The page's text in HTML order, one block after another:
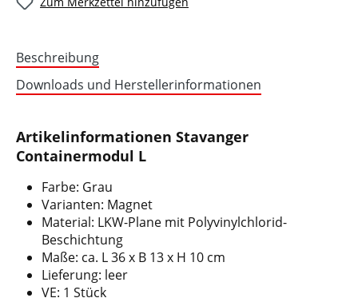
Beschreibung
Downloads und Herstellerinformationen
Artikelinformationen Stavanger
Containermodul L
Farbe: Grau
Varianten: Magnet
Material: LKW-Plane mit Polyvinylchlorid-
Beschichtung
Maße: ca. L 36 x B 13 x H 10 cm
Lieferung: leer
VE: 1 Stück